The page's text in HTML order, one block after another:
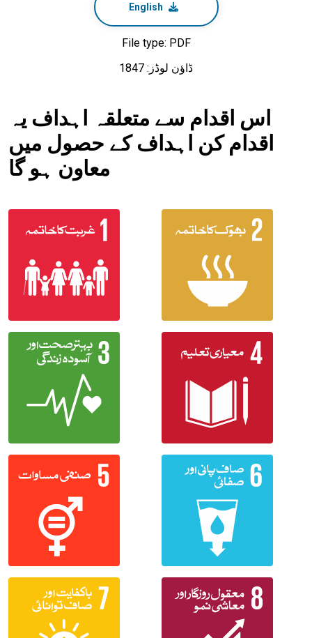
English
File type: PDF
ڈاؤن لوڈز: 1847
اس اقدام سے متعلقہ اہداف یہ
اقدام کن اہداف کے حصول میں
معاون ہو گا